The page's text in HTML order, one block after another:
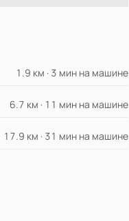
1.9 км · 3 мин на машине
6.7 км · 11 мин на машине
17.9 км · 31 мин на машине